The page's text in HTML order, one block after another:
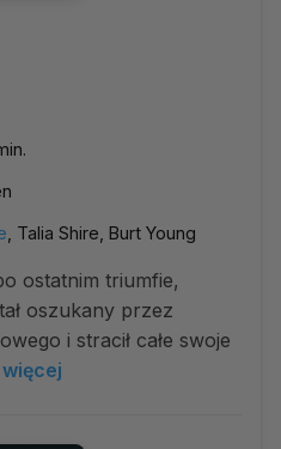
, Talia Shire, Burt Young
ostatnim triumfie,
oszukany przez
i stracił całe swoje
więcej